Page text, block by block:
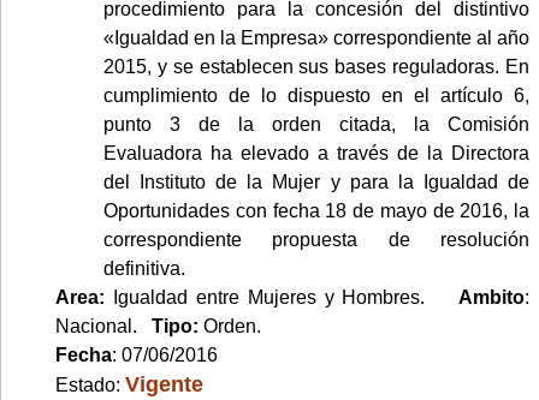
procedimiento para la concesión del distintivo
«Igualdad en la Empresa» correspondiente al año
2015, y se establecen sus bases reguladoras. En
cumplimiento de lo dispuesto en el artículo 6,
punto 3 de la orden citada, la Comisión
Evaluadora ha elevado a través de la Directora
del Instituto de la Mujer y para la Igualdad de
Oportunidades con fecha 18 de mayo de 2016, la
correspondiente propuesta de resolución
definitiva.
Area: Igualdad entre Mujeres y Hombres. Ambito:
Nacional. Tipo: Orden.
Fecha: 07/06/2016
Estado: Vigente